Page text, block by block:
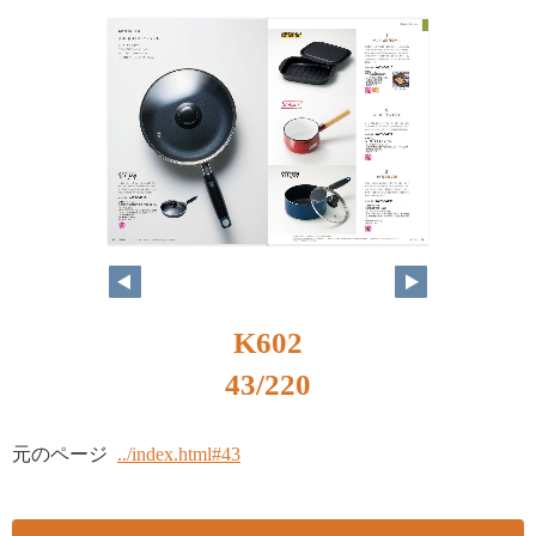
K602
43/220
元のページ ../index.html#43